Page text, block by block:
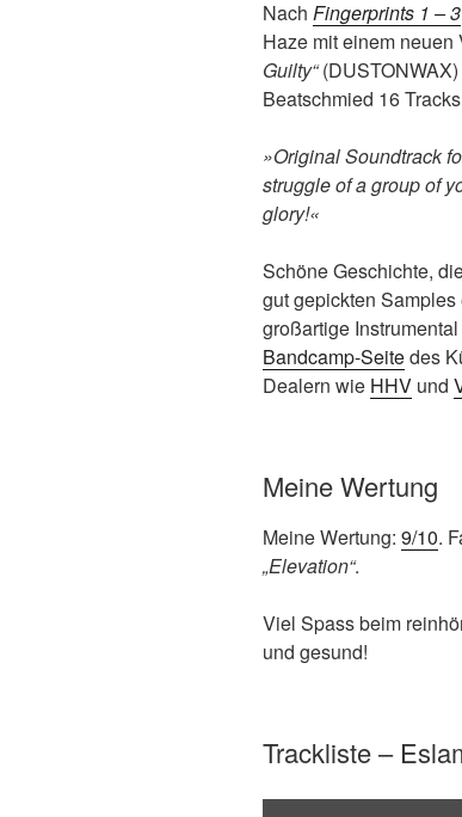
Nach Fingerprints 1 – 3
Haze mit einem neuen
Guilty“(DUSTONWAX)
Beatschmied 16
»Original Soundtrack
struggle of a group of
glory!«
Schöne Geschichte,
gut gepickten
großartige
Bandcamp-Seitedes
Dealern wie HHV und
Meine Wertung
Meine Wertung: 9/10.
„Elevation“.
Viel Spass beim
und gesund!
Trackliste –